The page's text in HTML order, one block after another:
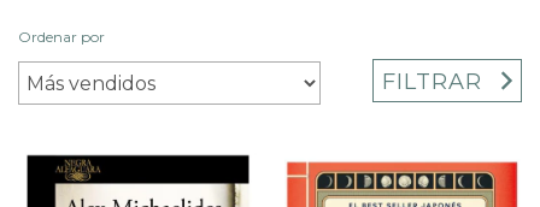
Ordenar por
FILTRAR